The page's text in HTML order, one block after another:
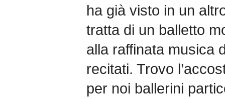
ha già visto in un
tratta di un balletto
alla raffinata musica
recitati. Trovo
per noi ballerini